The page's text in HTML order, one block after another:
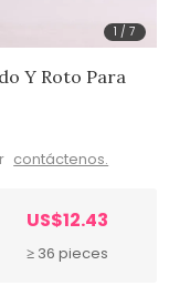
1 /7
Y Roto Para
contáctenos.
US$12.43
≥ 36 pieces